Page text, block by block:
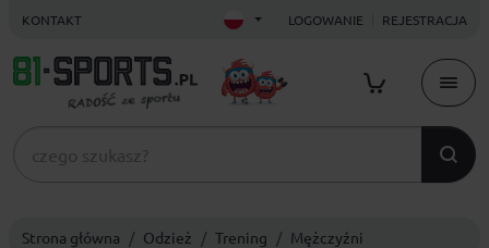
KONTAKT LOGOWANIE REJESTRACJA
Strona główna Odzież Trening Mężczyźni